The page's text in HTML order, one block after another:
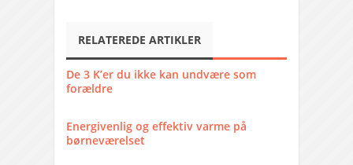
RELATEREDE ARTIKLER
De 3 K’er du ikke kan undvære som
forældre
Energivenlig og effektiv varme på
børneværelset